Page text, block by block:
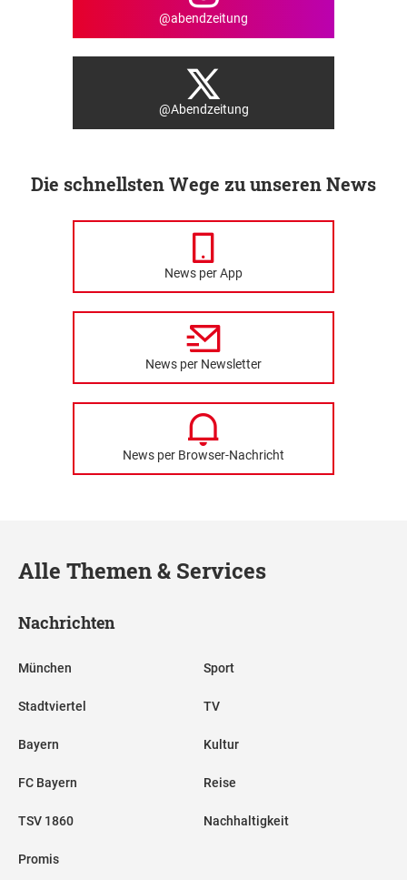
@abendzeitung
@Abendzeitung
Die schnellsten Wege zu unseren News
News per App
News per Newsletter
News per Browser-Nachricht
Alle Themen & Services
Nachrichten
München
Stadtviertel
Bayern
FC Bayern
TSV 1860
Promis
Sport
TV
Kultur
Reise
Nachhaltigkeit